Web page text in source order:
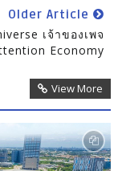
Older Article
เจ้าของเพจ
Economy
View More